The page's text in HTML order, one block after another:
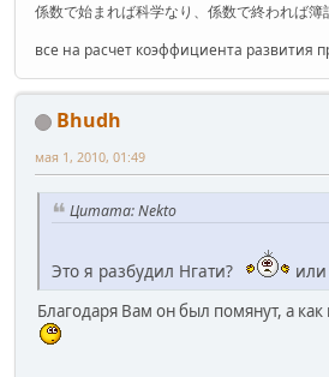
係数で始まれば科学なり、係数で終われば簿
все на расчет коэффициента развития
Bhudh
мая 1, 2010, 01:49
Цитата: Nekto
Это я разбудил Нгати?
Благодаря Вам он был помянут, а